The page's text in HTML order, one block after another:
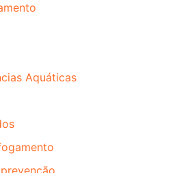
Aquáticas